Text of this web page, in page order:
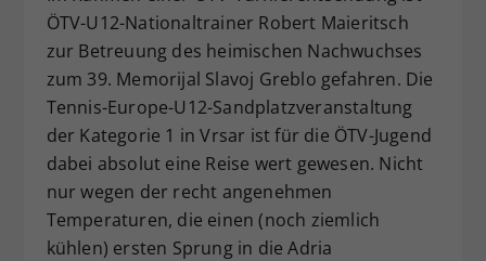
ÖTV-U12-Nationaltrainer Robert Maieritsch
zur Betreuung des heimischen Nachwuchses
zum 39. Memorijal Slavoj Greblo gefahren. Die
Tennis-Europe-U12-Sandplatzveranstaltung
der Kategorie 1 in Vrsar ist für die ÖTV-Jugend
dabei absolut eine Reise wert gewesen. Nicht
nur wegen der recht angenehmen
Temperaturen, die einen (noch ziemlich
kühlen) ersten Sprung in die Adria
Zweck
Dieser Wert speichert Ihre Consent-
Einstellungen. Unter anderem eine
zufällig generierte ID, für die
historische Speicherung Ihrer
vorgenommen Einstellungen, falls der
Webseiten-Betreiber dies eingestellt
hat.